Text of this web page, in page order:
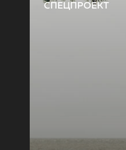
СПЕЦПРОЕКТ